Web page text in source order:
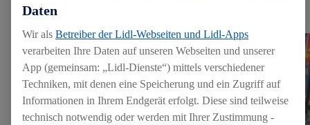
Daten
Wir als Betreiber der Lidl-Webseiten und Lidl-Apps
verarbeiten Ihre Daten auf unseren Webseiten und unserer
App (gemeinsam: „Lidl-Dienste“) mittels verschiedener
Techniken, mit denen eine Speicherung und ein Zugriff auf
Informationen in Ihrem Endgerät erfolgt. Diese sind teilweise
technisch notwendig oder werden mit Ihrer Zustimmung -